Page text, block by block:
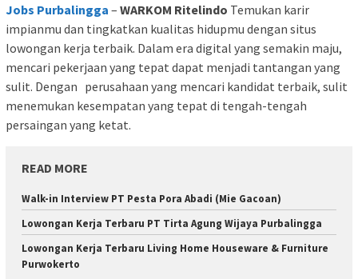
Jobs Purbalingga – WARKOM Ritelindo Temukan karir
impianmu dan tingkatkan kualitas hidupmu dengan situs
lowongan kerja terbaik. Dalam era digital yang semakin maju,
mencari pekerjaan yang tepat dapat menjadi tantangan yang
sulit. Dengan perusahaan yang mencari kandidat terbaik, sulit
menemukan kesempatan yang tepat di tengah-tengah
persaingan yang ketat.
READ MORE
Walk-in Interview PT Pesta Pora Abadi (Mie Gacoan)
Lowongan Kerja Terbaru PT Tirta Agung Wijaya Purbalingga
Lowongan Kerja Terbaru Living Home Houseware & Furniture
Purwokerto